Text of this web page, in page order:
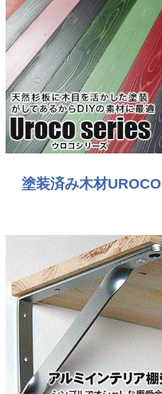
塗装済み木材UROCO